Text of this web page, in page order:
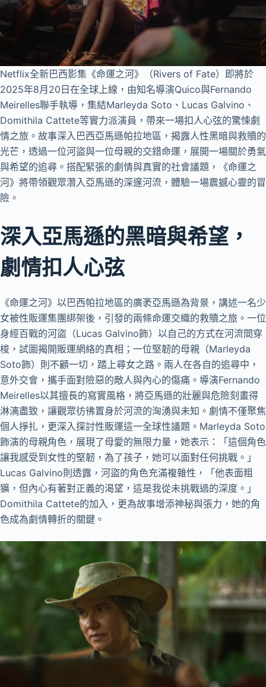
Netflix全新巴西影集《命運之河》（Rivers of Fate）即將於
2025年8月20日在全球上線，由知名導演Quico與Fernando
Meirelles聯手執導，集結Marleyda Soto、Lucas Galvino、
Domithila Cattete等實力派演員，帶來一場扣人心弦的驚悚劇
情之旅。故事深入巴西亞馬遜帕拉地區，揭露人性黑暗與救贖的
光芒，透過一位河盜與一位母親的交錯命運，展開一場關於勇氣
與希望的追尋。搭配緊張的劇情與真實的社會議題，《命運之
河》將帶領觀眾潛入亞馬遜的深邃河流，體驗一場震撼心靈的冒
險。
深入亞馬遜的黑暗與希望，
劇情扣人心弦
《命運之河》以巴西帕拉地區的廣袤亞馬遜為背景，講述一名少
女被性販運集團綁架後，引發的兩條命運交織的救贖之旅。一位
身經百戰的河盜（Lucas Galvino飾）以自己的方式在河流間穿
梭，試圖揭開販運網絡的真相；一位堅韌的母親（Marleyda
Soto飾）則不顧一切，踏上尋女之路。兩人在各自的追尋中，
意外交會，攜手面對險惡的敵人與內心的傷痛。導演Fernando
Meirelles以其擅長的寫實風格，將亞馬遜的壯麗與危險刻畫得
淋漓盡致，讓觀眾彷彿置身於河流的洶湧與未知。劇情不僅聚焦
個人掙扎，更深入探討性販運這一全球性議題。Marleyda Soto
飾演的母親角色，展現了母愛的無限力量，她表示：「這個角色
讓我感受到女性的堅韌，為了孩子，她可以面對任何挑戰。」
Lucas Galvino則透露，河盜的角色充滿複雜性，「他表面粗
獷，但內心有著對正義的渴望，這是我從未挑戰過的深度。」
Domithila Cattete的加入，更為故事增添神秘與張力，她的角
色成為劇情轉折的關鍵。